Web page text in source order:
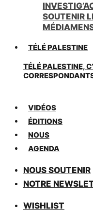
SOUTENIR
TÉLÉ PALESTINE
TÉLÉ PALESTINE,
VIDÉOS
ÉDITIONS
NOUS
AGENDA
NOUS SOUTENIR
NOTRE
WISHLIST